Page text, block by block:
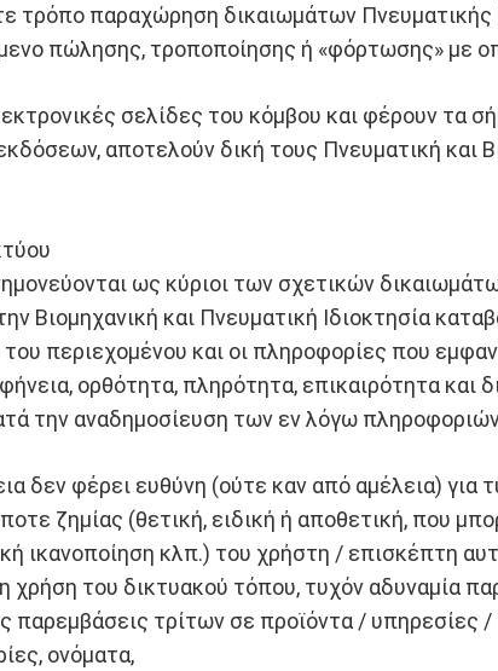
τρόπο παραχώρηση δικαιωμάτων Πνευματικής
πώλησης, τροποποίησης ή «φόρτωσης» με
σελίδες του κόμβου και φέρουν τα
αποτελούν δική τους Πνευματική και
ως κύριοι των σχετικών
Βιομηχανική και Πνευματική Ιδιοκτησία
περιεχομένου και οι πληροφορίες που
ορθότητα, πληρότητα, επικαιρότητα και
την αναδημοσίευση των εν λόγω
δεν φέρει ευθύνη (ούτε καν από αμέλεια) για
ζημίας (θετική, ειδική ή αποθετική, που
ικανοποίηση κλπ.) του χρήστη / επισκέπτη
χρήση του δικτυακού τόπου, τυχόν αδυναμία
παρεμβάσεις τρίτων σε προϊόντα / υπηρεσίες
ονόματα,